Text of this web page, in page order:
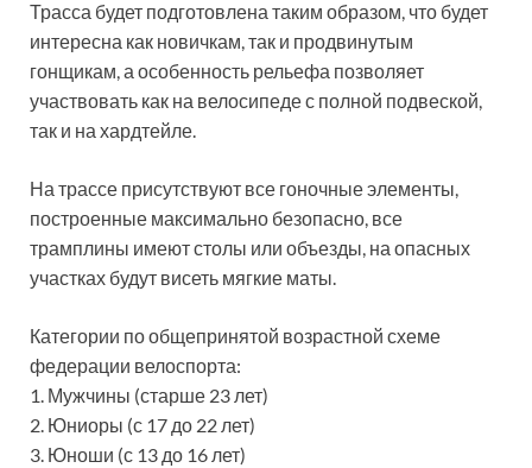
Трасса будет подготовлена таким образом, что будет
интересна как новичкам, так и продвинутым
гонщикам, а особенность рельефа позволяет
участвовать как на велосипеде с полной подвеской,
так и на хардтейле.
На трассе присутствуют все гоночные элементы,
построенные максимально безопасно, все
трамплины имеют столы или объезды, на опасных
участках будут висеть мягкие маты.
Категории по общепринятой возрастной схеме
федерации велоспорта:
1. Мужчины (старше 23 лет)
2. Юниоры (с 17 до 22 лет)
3. Юноши (с 13 до 16 лет)